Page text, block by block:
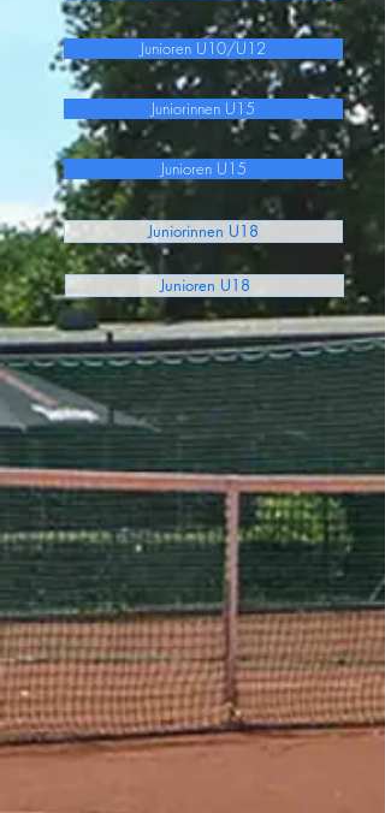
Junioren U10/U12
Juniorinnen U15
Junioren U15
Juniorinnen U18
Junioren U18